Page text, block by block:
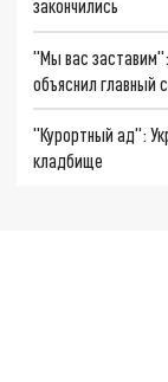
закончились
"Мы вас
объяснил главный
"Курортный ад":
кладбище